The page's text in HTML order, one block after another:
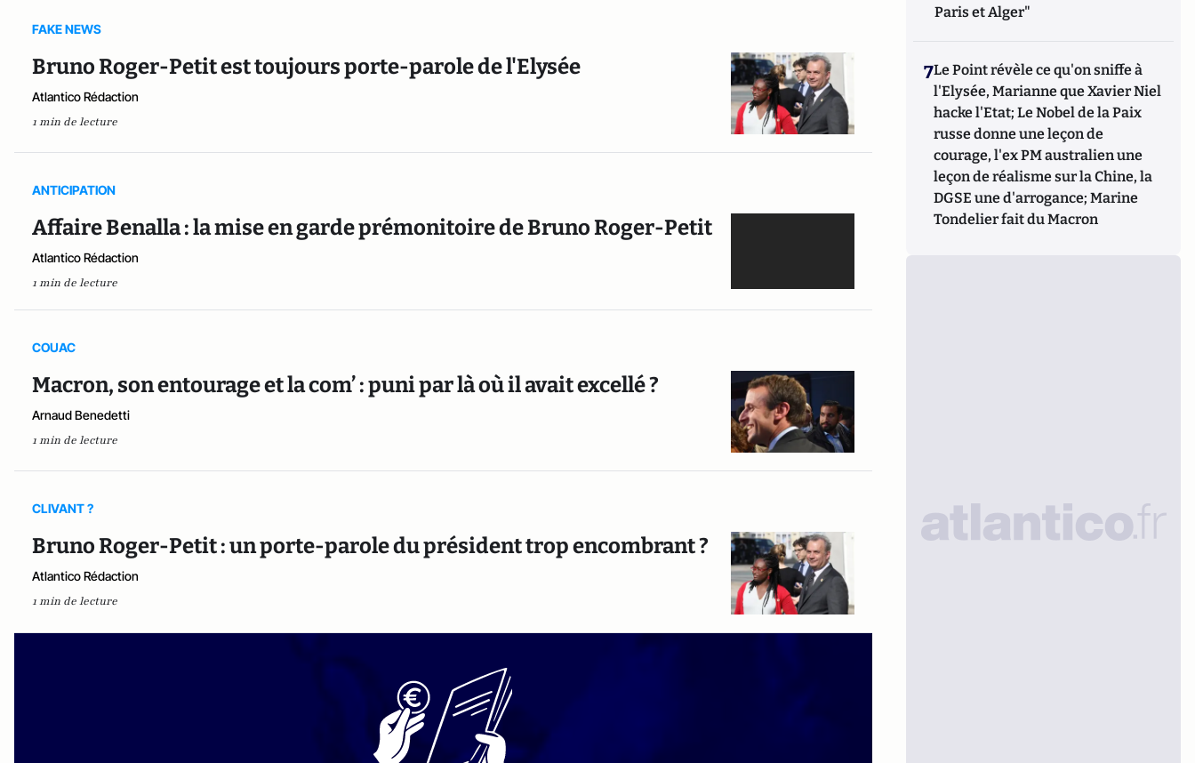
FAKE NEWS
Bruno Roger-Petit est toujours porte-parole de l'Elysée
Atlantico Rédaction
1 min de lecture
ANTICIPATION
Affaire Benalla : la mise en garde prémonitoire de Bruno Roger-Petit
Atlantico Rédaction
1 min de lecture
COUAC
Macron, son entourage et la com’ : puni par là où il avait excellé ?
Arnaud Benedetti
1 min de lecture
CLIVANT ?
Bruno Roger-Petit : un porte-parole du président trop encombrant ?
Atlantico Rédaction
1 min de lecture
Paris et Alger"
7Le Point révèle ce qu'on sniffe à
l'Elysée, Marianne que Xavier Niel
hacke l'Etat; Le Nobel de la Paix
russe donne une leçon de
courage, l'ex PM australien une
leçon de réalisme sur la Chine, la
DGSE une d'arrogance; Marine
Tondelier fait du Macron